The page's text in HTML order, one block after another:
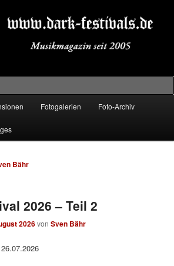
Fotogalerien Foto-Archiv
Bähr
2026 – Teil 2
2026vonSven Bähr